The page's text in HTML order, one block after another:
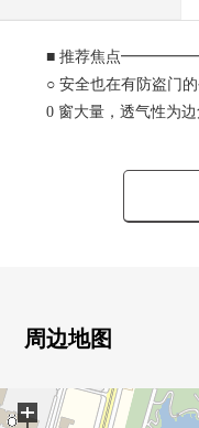
■ 推荐焦点
○ 安全也在有防盗门
0 窗大量，透气性为
0 冷的冬天热脚下的
0 用全室木地板式样
0 一边烹调，一边会
0 厨房、盥洗台、浴
周边地图
+